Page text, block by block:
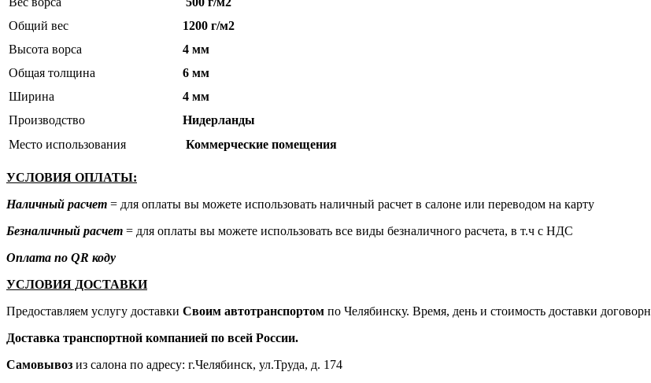
Общий вес
1200 г/м2
Высота ворса
4 мм
Общая толщина
6 мм
Ширина
4 мм
Производство
Нидерланды
Место использования
Коммерческие помещения
УСЛОВИЯ ОПЛАТЫ:
Наличный расчет = для оплаты вы можете использовать наличный расчет в салоне или переводом на карту
Безналичный расчет = для оплаты вы можете использовать все виды безналичного расчета, в т.ч с НДС
Оплата по QR коду
УСЛОВИЯ ДОСТАВКИ
Предоставляем услугу доставки Своим автотранспортом по Челябинску. Время, день и стоимость доставки
Доставка транспортной компанией по всей России.
Самовывоз из салона по адресу: г.Челябинск, ул.Труда, д. 174